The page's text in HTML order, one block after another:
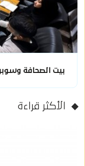
بيت الصحافة
الأكثر قراءة